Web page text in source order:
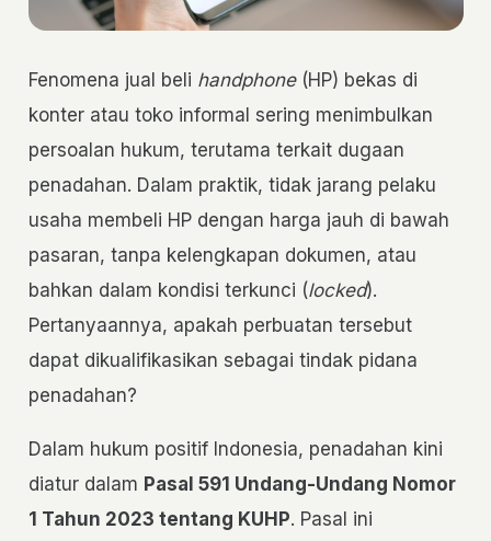
Fenomena jual beli handphone(HP) bekas di
konter atau toko informal sering menimbulkan
persoalan hukum, terutama terkait dugaan
penadahan. Dalam praktik, tidak jarang pelaku
usaha membeli HP dengan harga jauh di bawah
pasaran, tanpa kelengkapan dokumen, atau
bahkan dalam kondisi terkunci (locked).
Pertanyaannya, apakah perbuatan tersebut
dapat dikualifikasikan sebagai tindak pidana
penadahan?
Dalam hukum positif Indonesia, penadahan kini
diatur dalam Pasal 591 Undang-Undang Nomor
1 Tahun 2023 tentang KUHP. Pasal ini